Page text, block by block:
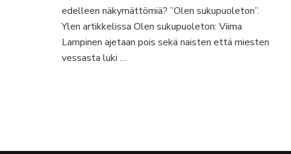
edelleen näkymättömiä? ”Olen sukupuoleton”.
Ylen artikkelissa Olen sukupuoleton: Viima
Lampinen ajetaan pois sekä naisten että miesten
vessasta luki …